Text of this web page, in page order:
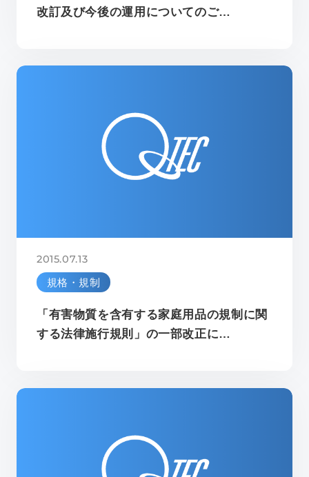
改訂及び今後の運用についてのご…
2015.07.13
規格・規制
「有害物質を含有する家庭用品の規制に関
する法律施行規則」の一部改正に…